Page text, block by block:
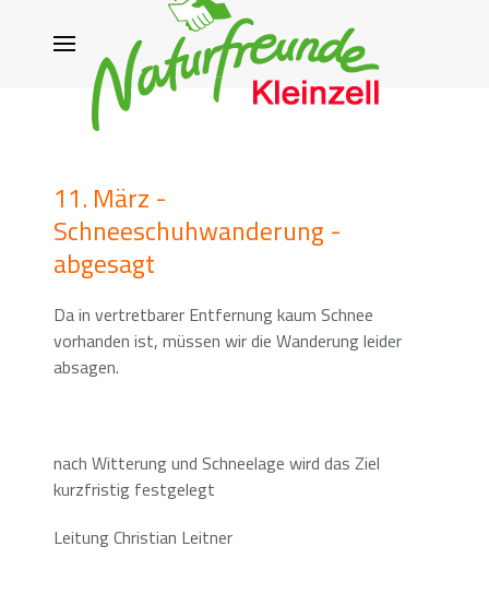
11. März -
Schneeschuhwanderung -
abgesagt
Da in vertretbarer Entfernung kaum Schnee
vorhanden ist, müssen wir die Wanderung leider
absagen.
nach Witterung und Schneelage wird das Ziel
kurzfristig festgelegt
Leitung Christian Leitner